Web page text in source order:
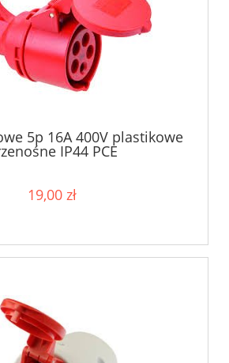
5p 16A 400V plastikowe
IP44 PCE
19,00 zł